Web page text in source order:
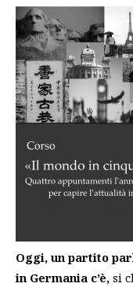
Oggi, un partito
in Germania c’è, si